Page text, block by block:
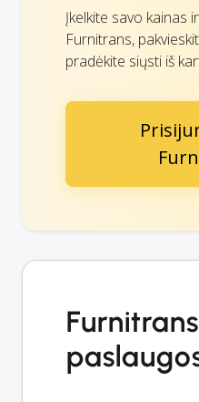
Įkelkite savo kainas
Furnitrans,
pradėkite siųsti iš
Furnitrans